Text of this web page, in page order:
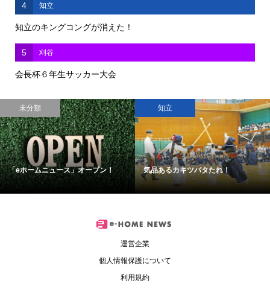
4 知立
知立のキングコングが消えた！
5 刈谷
会長杯６年生サッカー大会
未分類
「eホームニュース」オープン！
知立
気品あるカキツバタたれ！
運営企業
個人情報保護について
利用規約